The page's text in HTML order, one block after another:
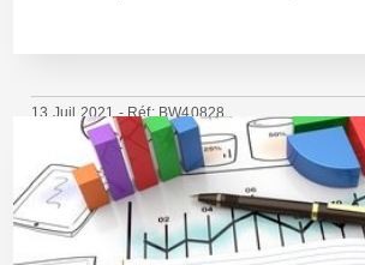
13 Juil 2021 - Réf: BW40828